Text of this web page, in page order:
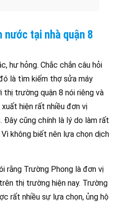
nước tại nhà quận 8
hư hỏng. Chắc chắn câu hỏi
là tìm kiếm thợ sửa máy
trường quận 8 nói riêng và
hiện rất nhiều đơn vị
Đây cũng chính là lý do làm rất
Vì không biết nên lựa chọn dịch
rằng Trường Phong là đơn vị
thị trường hiện nay. Trường
rất nhiều sự lựa chọn, ủng hộ